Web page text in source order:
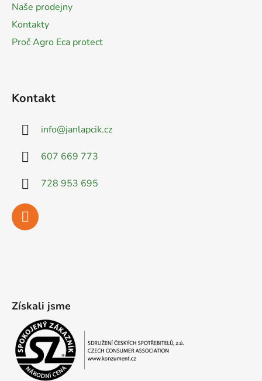
Naše prodejny
Kontakty
Proč Agro Eca protect
Kontakt
info@janlapcik.cz
607 669 773
728 953 695
Získali jsme